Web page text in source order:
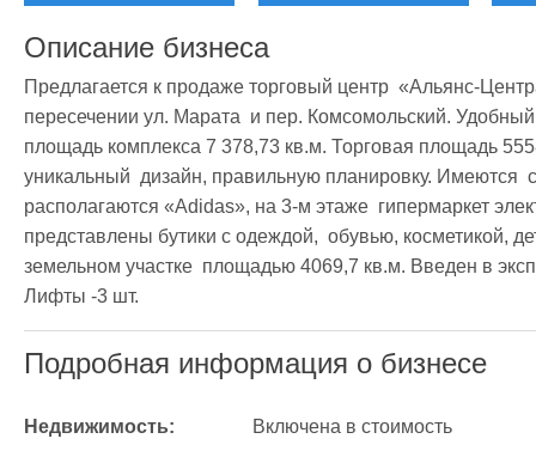
Описание бизнеса
Предлагается к продаже торговый центр  «Альянс-
пересечении ул. Марата  и пер. Комсомольский.
площадь комплекса 7 378,73 кв.м. Торговая площадь
уникальный  дизайн, правильную планировку. Имеются
располагаются «Adidas», на 3-м этаже  гипермаркет
представлены бутики с одеждой,  обувью, косметикой,
земельном участке  площадью 4069,7 кв.м. Введен в
Лифты -3 шт.
Подробная информация о бизнесе
Недвижимость: Включена в стоимость